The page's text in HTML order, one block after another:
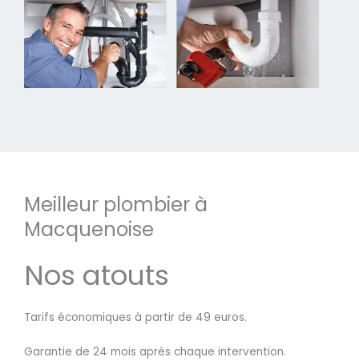
Meilleur plombier à
Macquenoise
Nos atouts
Tarifs économiques à partir de 49 euros.
Garantie de 24 mois après chaque intervention.